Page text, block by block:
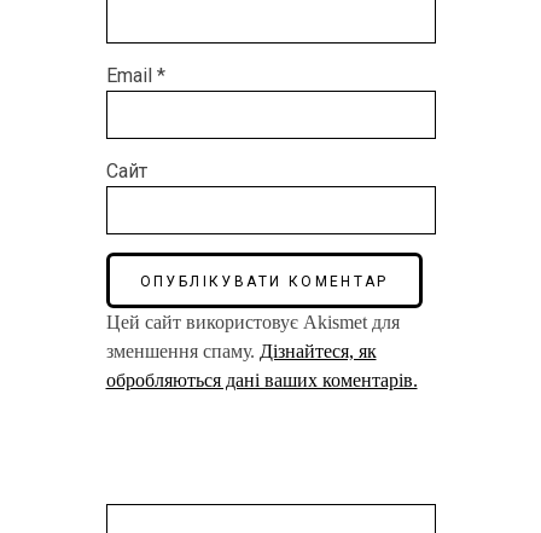
Email *
Сайт
Цей сайт використовує Akismet для
зменшення спаму. Дізнайтеся, як
обробляються дані ваших коментарів.